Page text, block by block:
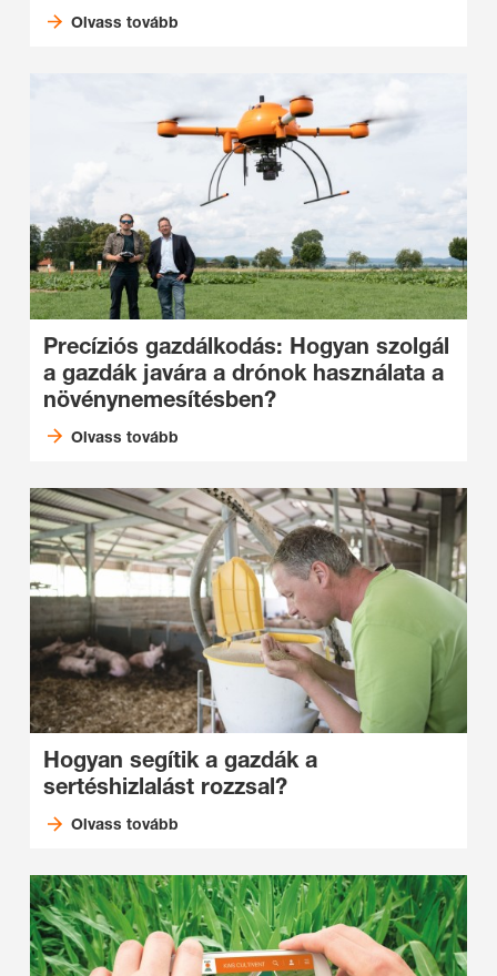
Olvass tovább
Precíziós gazdálkodás: Hogyan szolgál
a gazdák javára a drónok használata a
növénynemesítésben?
Olvass tovább
Hogyan segítik a gazdák a
sertéshizlalást rozzsal?
Olvass tovább